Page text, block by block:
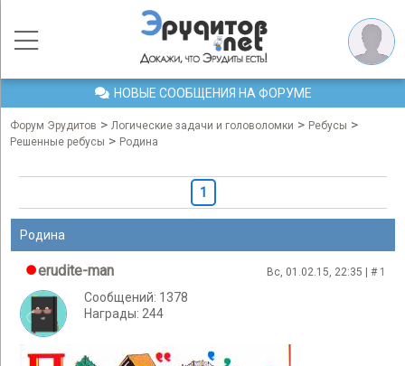
НОВЫЕ СООБЩЕНИЯ НА ФОРУМЕ
Форум Эрудитов > Логические задачи и головоломки > Ребусы >
Решенные ребусы > Родина
1
Родина
erudite-man Вс, 01.02.15, 22:35 | # 1
Сообщений: 1378
Награды: 244